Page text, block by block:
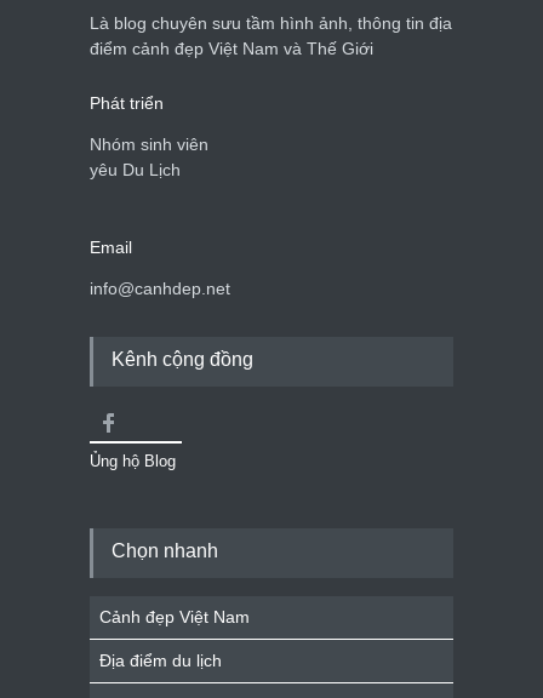
du lịch quốc gia
Cảnh đẹp Việt Nam 24/04/2020
Là blog chuyên sưu tầm hình ảnh, thông tin địa
điểm cảnh đẹp Việt Nam và Thế Giới
Phát triển
Nhóm sinh viên
yêu Du Lịch
Email
info@canhdep.net
Kênh cộng đồng
Ủng hộ Blog
Chọn nhanh
Cảnh đẹp Việt Nam
Địa điểm du lịch